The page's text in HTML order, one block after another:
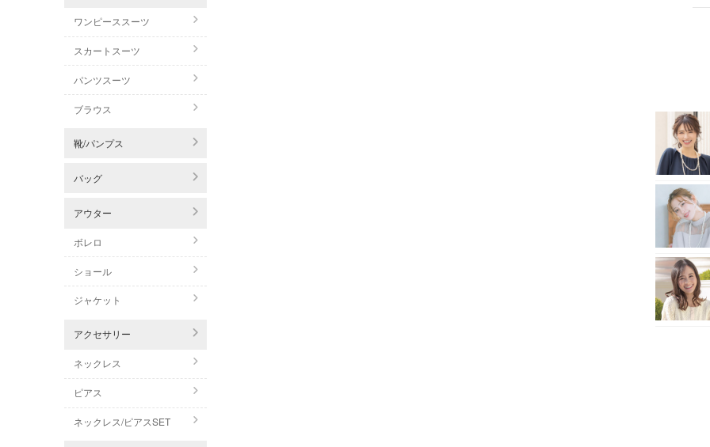
ワンピーススーツ
スカートスーツ
パンツスーツ
ブラウス
靴/パンプス
バッグ
アウター
ボレロ
ショール
ジャケット
アクセサリー
ネックレス
ピアス
ネックレス/ピアスSET